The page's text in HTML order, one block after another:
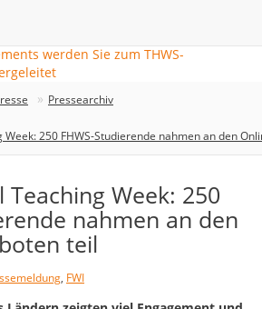
Pressearchiv
250 FHWS-Studierende nahmen an den
Week: 250
nahmen an den
teil
, FWI